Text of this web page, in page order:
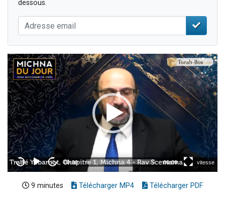
dessous.
9 minutes Télécharger MP4 Télécharger PDF